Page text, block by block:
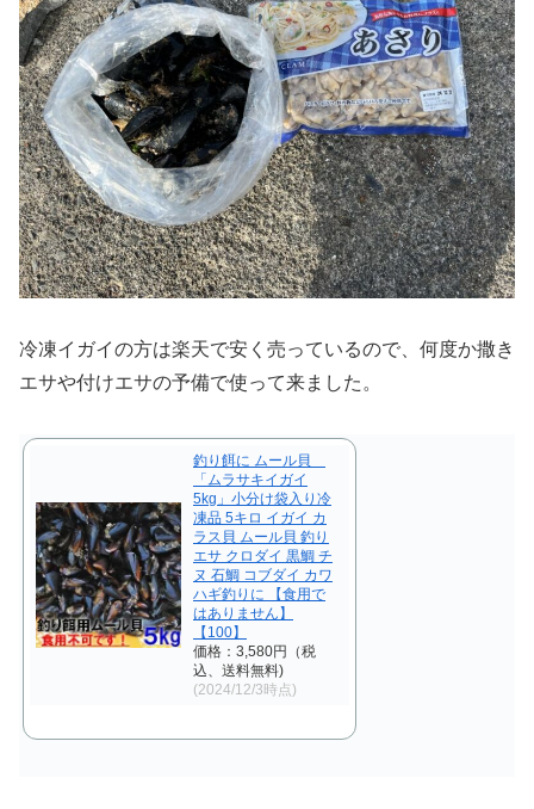
冷凍イガイの方は楽天で安く売っているので、何度か撒き
エサや付けエサの予備で使って来ました。
釣り餌に ムール貝
「ムラサキイガイ
5kg」小分け袋入り冷
凍品 5キロ イガイ カ
ラス貝 ムール貝 釣り
エサ クロダイ 黒鯛 チ
ヌ 石鯛 コブダイ カワ
ハギ釣りに 【食用で
はありません】
【100】
価格：3,580円（税
込、送料無料)
(2024/12/3時点)